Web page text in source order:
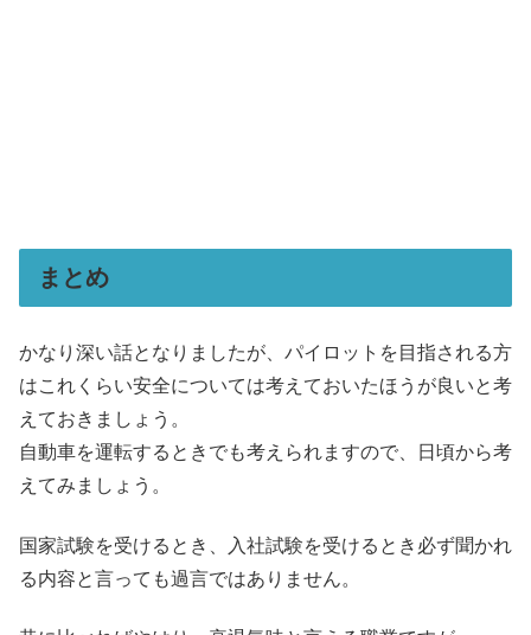
まとめ
かなり深い話となりましたが、パイロットを目指される方
はこれくらい安全については考えておいたほうが良いと考
えておきましょう。
自動車を運転するときでも考えられますので、日頃から考
えてみましょう。
国家試験を受けるとき、入社試験を受けるとき必ず聞かれ
る内容と言っても過言ではありません。